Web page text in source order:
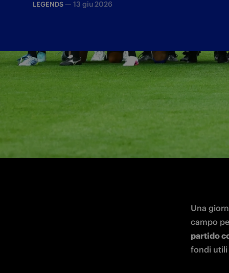
LEGENDS — 13 giu 2026
Il Real Madrid Leyendas ha vinto 2-1
meravigliosa
Una
campo
partido
fondi utili